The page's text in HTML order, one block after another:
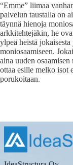
“Emme” liimaa
palvelun taustalla on
täynnä hienoja
arkkitehtejäkin, he
ylpeä heistä
moniosaamiseen.
aina uuden
ottaa esille melko isot
porukoitaan.